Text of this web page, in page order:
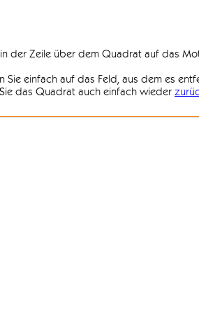
der Zeile über dem Quadrat auf das
Sie einfach auf das Feld, aus dem es
das Quadrat auch einfach wieder